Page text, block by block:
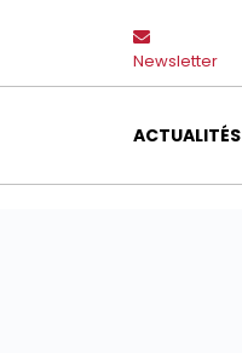
Newsletter
ACTUALITÉS